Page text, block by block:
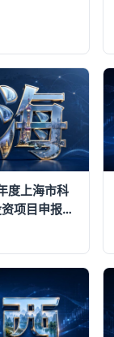
度上海市科
项目申报工